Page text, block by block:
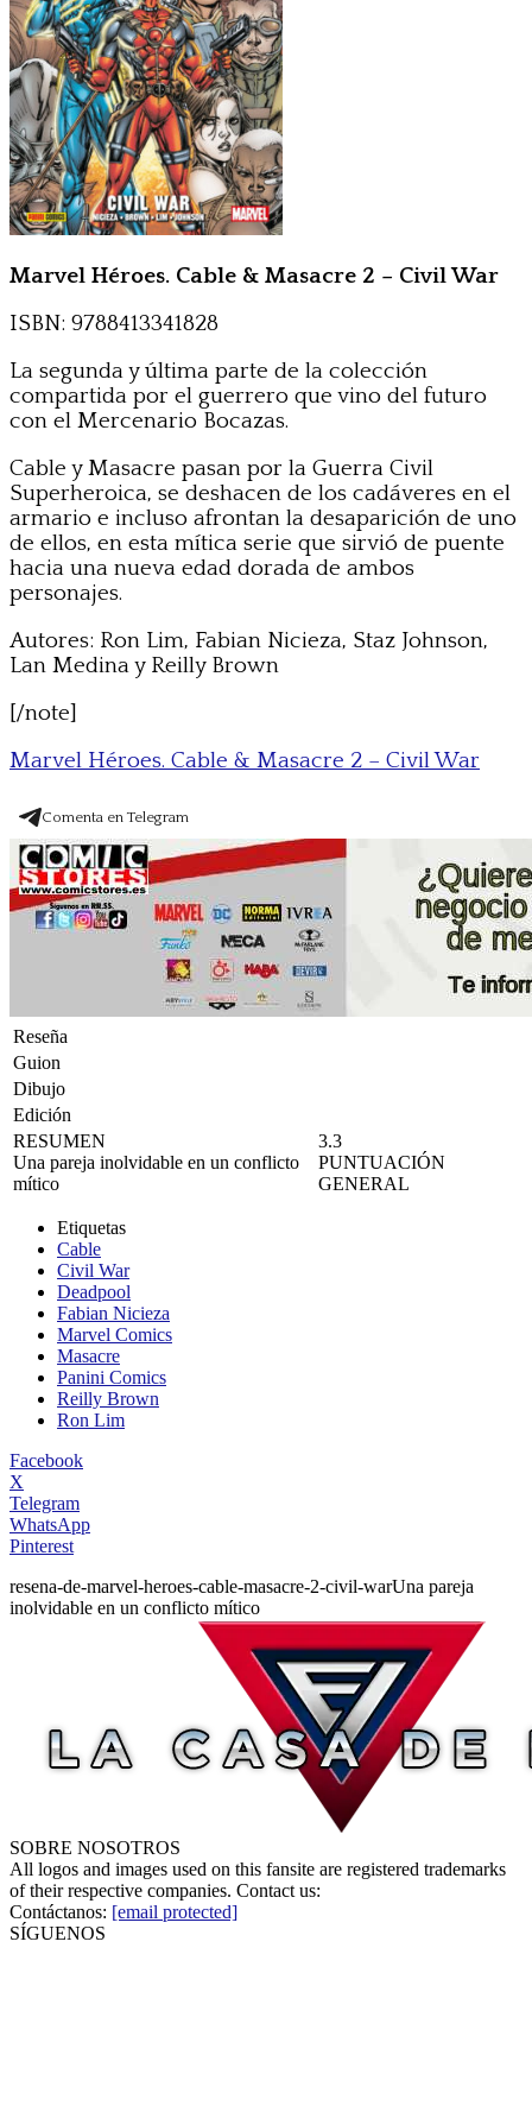
Marvel Héroes. Cable & Masacre 2 – Civil War
ISBN: 9788413341828
La segunda y última parte de la colección
compartida por el guerrero que vino del futuro
con el Mercenario Bocazas.
Cable y Masacre pasan por la Guerra Civil
Superheroica, se deshacen de los cadáveres en el
armario e incluso afrontan la desaparición de uno
de ellos, en esta mítica serie que sirvió de puente
hacia una nueva edad dorada de ambos
personajes.
Autores: Ron Lim, Fabian Nicieza, Staz Johnson,
Lan Medina y Reilly Brown
[/note]
Marvel Héroes. Cable & Masacre 2 – Civil War
Comenta en Telegram
Reseña
Guion
Dibujo
Edición
RESUMEN
Una pareja inolvidable en un conflicto
mítico
3.3
PUNTUACIÓN
GENERAL
Etiquetas
Cable
Civil War
Deadpool
Fabian Nicieza
Marvel Comics
Masacre
Panini Comics
Reilly Brown
Ron Lim
Facebook
X
Telegram
WhatsApp
Pinterest
resena-de-marvel-heroes-cable-masacre-2-civil-warUna pareja
inolvidable en un conflicto mítico
SOBRE NOSOTROS
All logos and images used on this fansite are registered trademarks
of their respective companies. Contact us:
Contáctanos: [email protected]
SÍGUENOS